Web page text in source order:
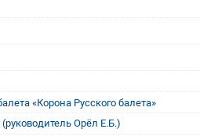
«Корона Русского балета»
Орёл Е.Б.)